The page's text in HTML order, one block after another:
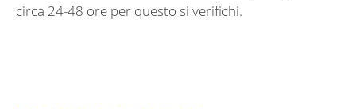
circa 24-48 ore per questo si verifichi.